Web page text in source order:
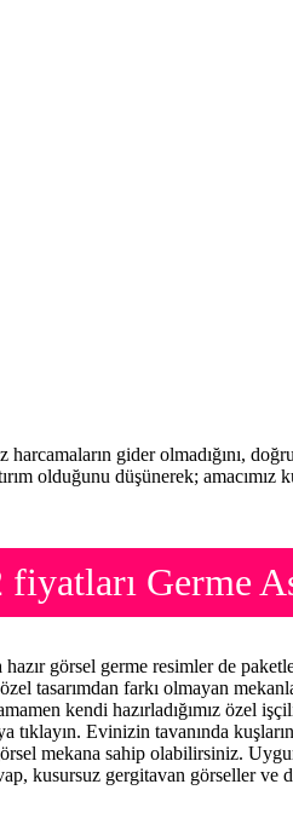
gider olmadığını,
olduğunu düşünerek;
fiyatları Germe
görsel germe resimler de
tasarımdan farkı olmayan
kendi hazırladığımız özel
tıklayın. Evinizin tavanında
mekana sahip olabilirsiniz.
kusursuz gergitavan görseller ve